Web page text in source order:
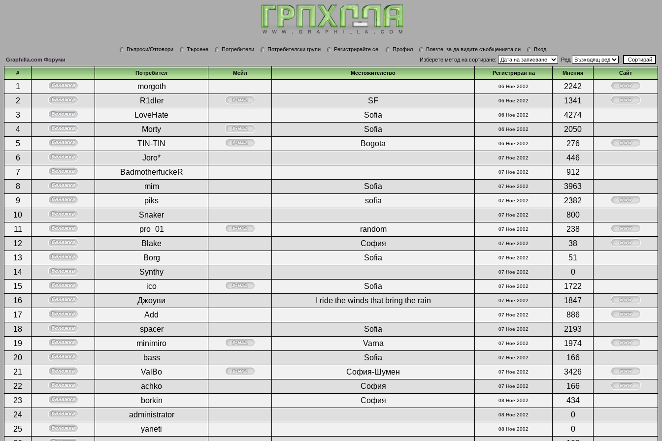
Въпроси/Отговори Търсене Потребители Потребителски групи Регистрирайте се Профил Влезте, за да видите съобщенията си
Вход
Graphilla.com Форуми
Изберете метод на сортиране: Ред
# Потребител Мейл Местожителство Регистриран на Мнения Сайт
1 morgoth 06 Ное 2002
2242
2
R1dler SF 06 Ное 2002
1341
3
LoveHate Sofia 06 Ное 2002
4274
4
Morty Sofia 06 Ное 2002
2050
5
TIN-TIN Bogota 06 Ное 2002
276
6
Joro* 07 Ное 2002
446
7
BadmotherfuckeR 07 Ное 2002
912
8
mim Sofia 07 Ное 2002
3963
9
piks sofia 07 Ное 2002
2382
10
Snaker 07 Ное 2002
800
11
pro_01 random 07 Ное 2002
238
12
Blake София 07 Ное 2002
38
13
Borg Sofia 07 Ное 2002
51
14
Synthy 07 Ное 2002
0
15
ico Sofia 07 Ное 2002
1722
16
Джоуви I ride the winds that bring the rain 07 Ное 2002
1847
17
Add 07 Ное 2002
886
18
spacer Sofia 07 Ное 2002
2193
19
minimiro Varna 07 Ное 2002
1974
20
bass Sofia 07 Ное 2002
166
21
ValBo София-Шумен 07 Ное 2002
3426
22
achko София 07 Ное 2002
166
23
borkin София 08 Ное 2002
434
24
administrator 08 Ное 2002
0
25
yaneti 08 Ное 2002
0